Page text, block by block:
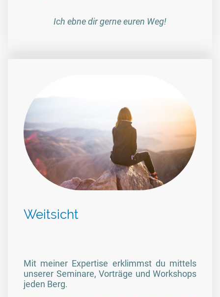
Ich ebne dir gerne euren Weg!
Weitsicht
Mit meiner Expertise erklimmst du mittels
unserer Seminare, Vorträge und Workshops
jeden Berg.